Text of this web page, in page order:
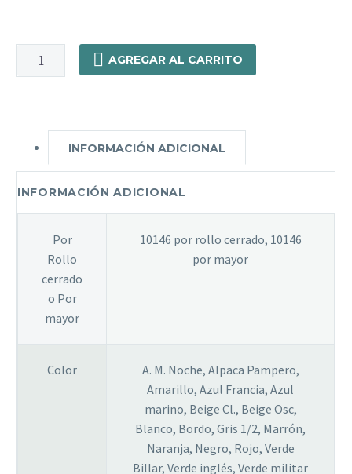
10146
-
100%
Algodon
1,60
De
cantidad
AGREGAR AL CARRITO
INFORMACIÓN ADICIONAL
INFORMACIÓN ADICIONAL
Por
Rollo
cerrado
o Por
mayor
10146 por rollo cerrado, 10146
por mayor
Color
A. M. Noche, Alpaca Pampero,
Amarillo, Azul Francia, Azul
marino, Beige Cl., Beige Osc,
Blanco, Bordo, Gris 1/2, Marrón,
Naranja, Negro, Rojo, Verde
Billar, Verde inglés, Verde militar